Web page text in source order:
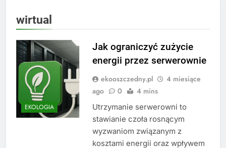
wirtual
EKOLOGIA
Jak ograniczyć zużycie
energii przez serwerownie
ekooszczedny.pl
4 miesiące
ago
0 4 mins
Utrzymanie serwerowni to
stawianie czoła rosnącym
wyzwaniom związanym z
kosztami energii oraz wpływem